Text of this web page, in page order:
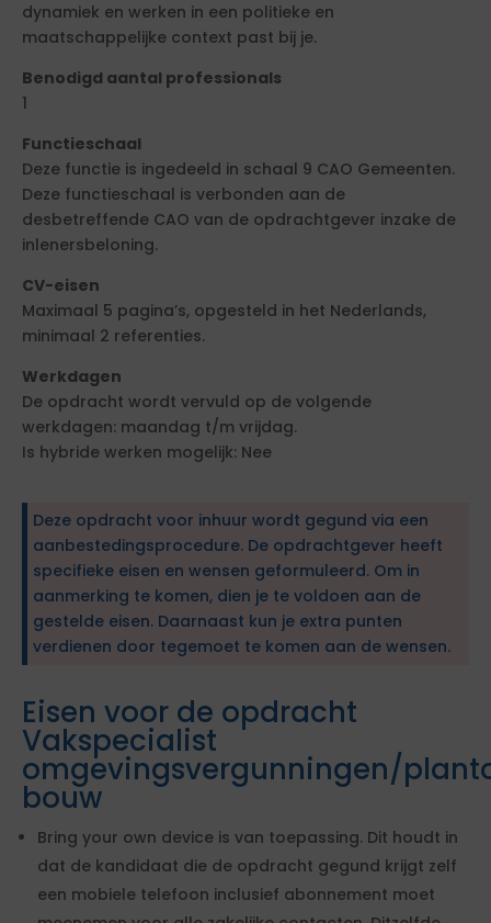
dynamiek en werken in een politieke en
maatschappelijke context past bij je.
Benodigd aantal professionals
1
Functieschaal
Deze functie is ingedeeld in schaal 9 CAO Gemeenten.
Deze functieschaal is verbonden aan de
desbetreffende CAO van de opdrachtgever inzake de
inlenersbeloning.
CV-eisen
Maximaal 5 pagina’s, opgesteld in het Nederlands,
minimaal 2 referenties.
Werkdagen
De opdracht wordt vervuld op de volgende
werkdagen: maandag t/m vrijdag.
Is hybride werken mogelijk: Nee
Deze opdracht voor inhuur wordt gegund via een
aanbestedingsprocedure. De opdrachtgever heeft
specifieke eisen en wensen geformuleerd. Om in
aanmerking te komen, dien je te voldoen aan de
gestelde eisen. Daarnaast kun je extra punten
verdienen door tegemoet te komen aan de wensen.
Eisen voor de opdracht
Vakspecialist
omgevingsvergunningen/
bouw
Bring your own device is van toepassing. Dit houdt in
dat de kandidaat die de opdracht gegund krijgt zelf
een mobiele telefoon inclusief abonnement moet